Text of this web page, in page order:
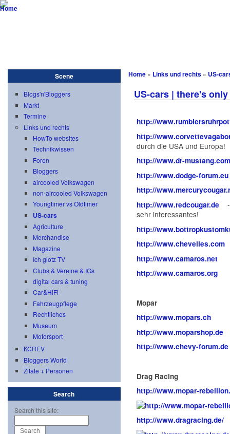
Scene
Blogs'n'Bloggers
Markt
Termine
Links und rechts
HowTo websites
Technikwissen
Foren
Bloggers
aircooled Volkswagen
non-aircooled Volkswagen
Youngtimer vs Oldtimer
US-cars
Agriculture
Merchandise
Magazine
Ich glotz TV
Clubs & Vereine & IGs
digital cars & tuning
Car&HiFi
Fahrzeugpflege
Rechtliches
Museum
Motorsport
KCREV
Bloggers World
Zitate + Personen
Search
Search this site:
Home » Links und rechts » US-
US-cars | there's
http://
http://
durch die USA und Europa!
http://www.dr-mustang.com
http://www.dodge-forum.eu
http://
http://www.redcougar.de
sehr interessantes!
http://
http://www.chevelles.com
http://www.camaros.net
http://www.camaros.org
Mopar
http://www.mopars.ch
http://www.moparshop.de
http://www.chevy-forum.de
Drag Racing
http://www.mopar-
http://www.dragracing.de/